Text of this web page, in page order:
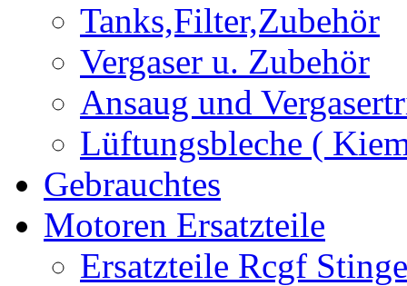
Tanks,Filter,Zubehör
Vergaser u. Zubehör
Ansaug und
Lüftungsbleche (
Gebrauchtes
Motoren Ersatzteile
Ersatzteile Rcgf